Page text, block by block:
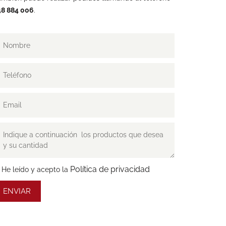
884 006.
He leído y acepto la Política de privacidad
ENVIAR